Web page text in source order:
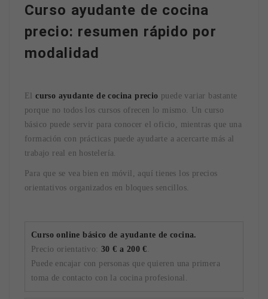
Curso ayudante de cocina
precio: resumen rápido por
modalidad
Elcurso ayudante de cocina precio puede variar bastante
porque no todos los cursos ofrecen lo mismo. Un curso
básico puede servir para conocer el oficio, mientras que una
formación con prácticas puede ayudarte a acercarte más al
trabajo real en hostelería.
Para que se vea bien en móvil, aquí tienes los precios
orientativos organizados en bloques sencillos.
Curso online básico de ayudante de cocina.
Precio orientativo: 30 € a 200 €
Puede encajar con personas que quieren una primera
toma de contacto con la cocina profesional.